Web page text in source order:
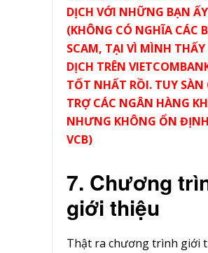
DỊCH VỚI NHỮNG BẠN
(KHÔNG CÓ NGHĨA CÁC
SCAM, TẠI VÌ MÌNH THẤY
DỊCH TRÊN
TỐT NHẤT RỒI. TUY SÀN
TRỢ CÁC NGÂN HÀNG
NHƯNG KHÔNG ỔN
VCB)
7. Chương
giới thiệu
Thật ra chương trình giới